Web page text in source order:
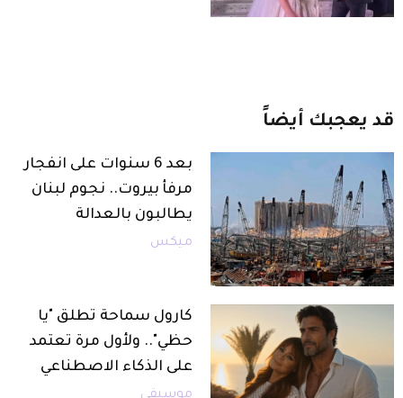
قد يعجبك أيضاً
بعد 6 سنوات على انفجار
مرفأ بيروت.. نجوم لبنان
يطالبون بالعدالة
ميكس
كارول سماحة تطلق "يا
حظي".. ولأول مرة تعتمد
على الذكاء الاصطناعي
موسيقى